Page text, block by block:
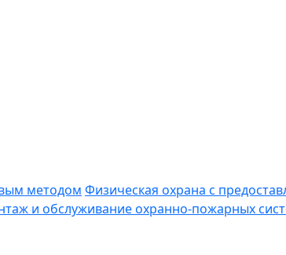
методом Физическая охрана с
и обслуживание охранно-пожарных